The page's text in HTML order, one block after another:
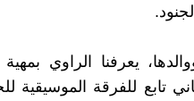
يعرفنا الراوي بمهية
تابع للفرقة